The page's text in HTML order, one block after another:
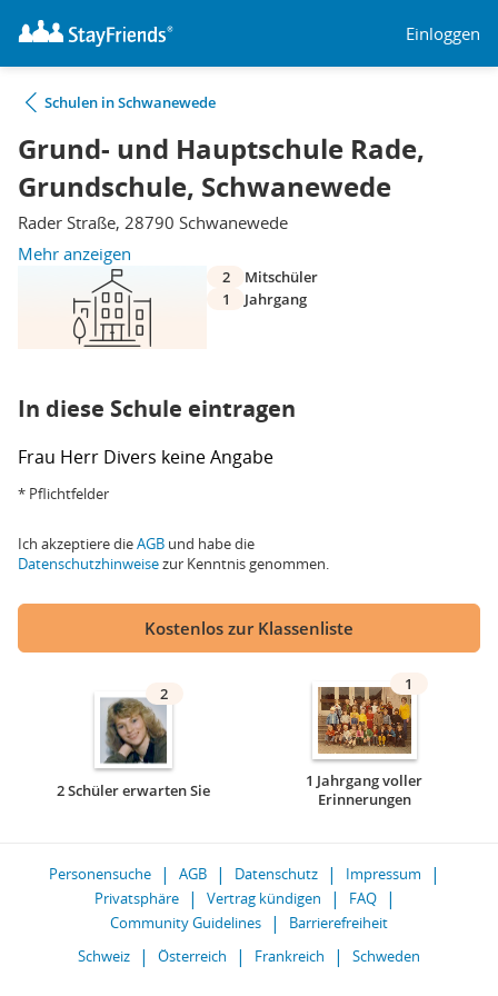
Einloggen
Schulen in Schwanewede
Grund- und Hauptschule Rade,
Grundschule, Schwanewede
Rader Straße, 28790 Schwanewede
Mehr anzeigen
2
Mitschüler
1
Jahrgang
In diese Schule eintragen
Frau Herr Divers keine Angabe
* Pflichtfelder
Ich akzeptiere dieAGB und habe die
Datenschutzhinweisezur Kenntnis genommen.
Kostenlos zur Klassenliste
2
2 Schüler erwarten Sie
1
1 Jahrgang voller
Erinnerungen
Personensuche AGB Datenschutz
Impressum
Privatsphäre
Vertrag kündigen
FAQ
Community Guidelines
Barrierefreiheit
Schweiz
Österreich Frankreich Schweden